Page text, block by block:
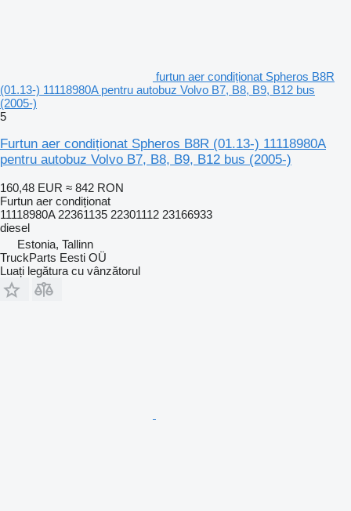
furtun aer condiționat Spheros B8R
(01.13-) 11118980A pentru autobuz Volvo B7, B8, B9, B12 bus
(2005-)
5
Furtun aer condiționat Spheros B8R (01.13-) 11118980A
pentru autobuz Volvo B7, B8, B9, B12 bus (2005-)
160,48 EUR ≈ 842 RON
Furtun aer condiționat
11118980A 22361135 22301112 23166933
diesel
Estonia, Tallinn
TruckParts Eesti OÜ
Luați legătura cu vânzătorul